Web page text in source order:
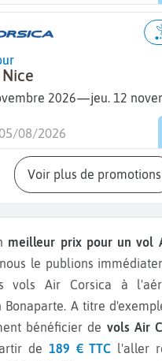
2026—jeu. 12
08/2026
Voir plus de promotions
meilleur prix pour un vol
le publions
vols Air Corsica à
Bonaparte. A titre
bénéficier de vols Air
de 189 € TTC l'aller